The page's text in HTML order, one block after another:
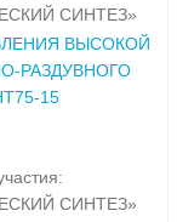
СИНТЕЗ»
ВЫСОКОЙ
РАЗДУВНОГО
15
СИНТЕЗ»